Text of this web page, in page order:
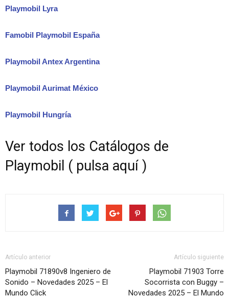
Playmobil Lyra
Famobil Playmobil España
Playmobil Antex Argentina
Playmobil Aurimat México
Playmobil Hungría
Ver todos los Catálogos de
Playmobil ( pulsa aquí )
Artículo anterior
Playmobil 71890v8 Ingeniero de
Sonido – Novedades 2025 – El
Mundo Click
Artículo siguiente
Playmobil 71903 Torre
Socorrista con Buggy –
Novedades 2025 – El Mundo